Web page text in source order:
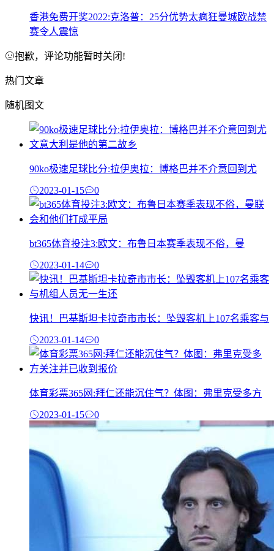
香港免费开奖2022:克洛普：25分优势太疯狂曼城欧战禁
赛令人震惊
抱歉，评论功能暂时关闭!
热门文章
随机图文
90ko极速足球比分:拉伊奥拉：博格巴并不介意回到尤
2023-01-15 0
bt365体育投注3:欧文：布鲁日本赛季表现不俗，曼
2023-01-14 0
快讯！巴基斯坦卡拉奇市市长：坠毁客机上107名乘客与
2023-01-14 0
体育彩票365网:拜仁还能沉住气？体图：弗里克受多方
2023-01-15 0